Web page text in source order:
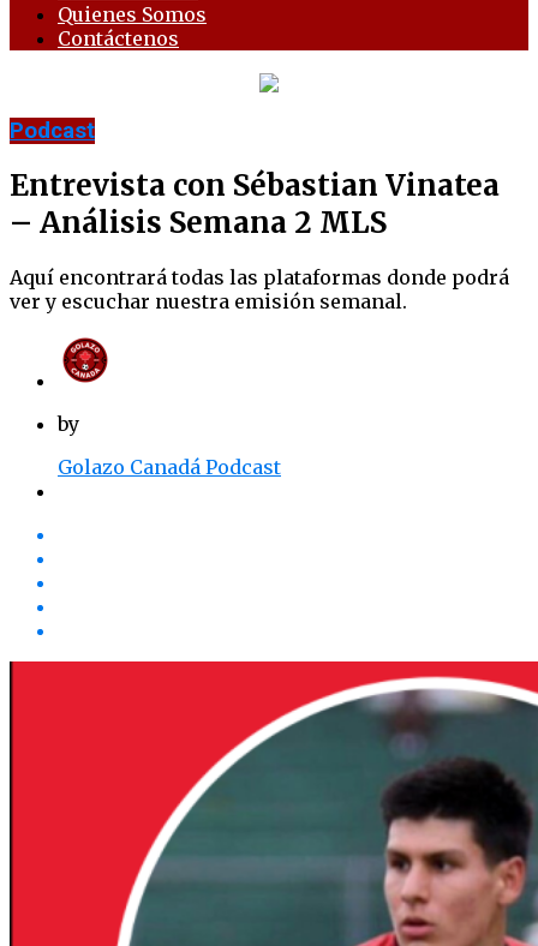
Quienes Somos
Contáctenos
Podcast
Entrevista con Sébastian Vinatea
– Análisis Semana 2 MLS
Aquí encontrará todas las plataformas donde podrá
ver y escuchar nuestra emisión semanal.
by
Golazo Canadá Podcast